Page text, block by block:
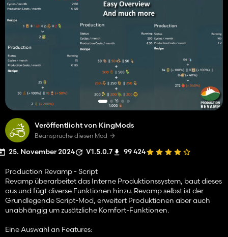
Veröffentlicht von KingMods
Beanspruche diesen Mod
25. November 2024 V1.5.0.7 99 424
Production Revamp - Script
Revamp überarbeitet das Interne Produktionssystem, baut dieses
aus und fügt diverse Funktionen hinzu. Revamp selbst ist der
Grundlegende Script-Mod, erweitert Produktionen aber auch
unabhängig um zusätzliche Komfort-Funktionen.
Eine Auswahl an Features: